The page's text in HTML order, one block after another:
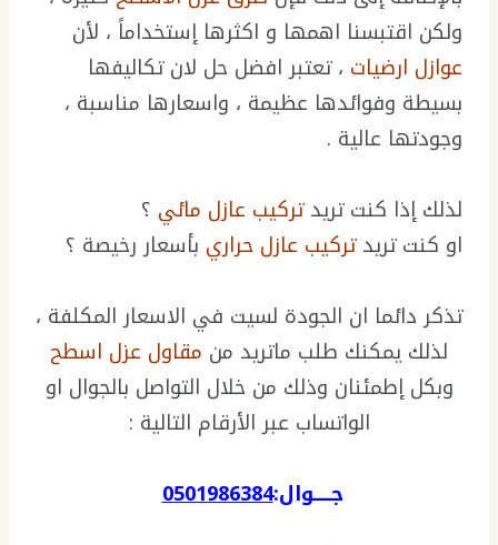
ولكن اقتبسنا اهمها و اكثرها إستخداماً ، لأن
عوازل ارضيات ، تعتبر افضل حل لان تكاليفها
بسيطة وفوائدها عظيمة ، واسعارها مناسبة ،
وجودتها عالية .
لذلك إذا كنت تريدتركيب عازل مائي ؟
او كنت تريدتركيب عازل حراري بأسعار رخيصة ؟
تذكر دائما ان الجودة لسيت في الاسعار المكلفة ،
لذلك يمكنك طلب ماتريد من مقاول عزل اسطح
وبكل إطمئنان وذلك من خلال التواصل بالجوال او
الواتساب عبر الأرقام التالية :
جـــــوال:0501986384